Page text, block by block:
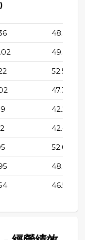
48.54
49.53
52.58
47.35
42.28
42.4
52.09
48.89
46.5